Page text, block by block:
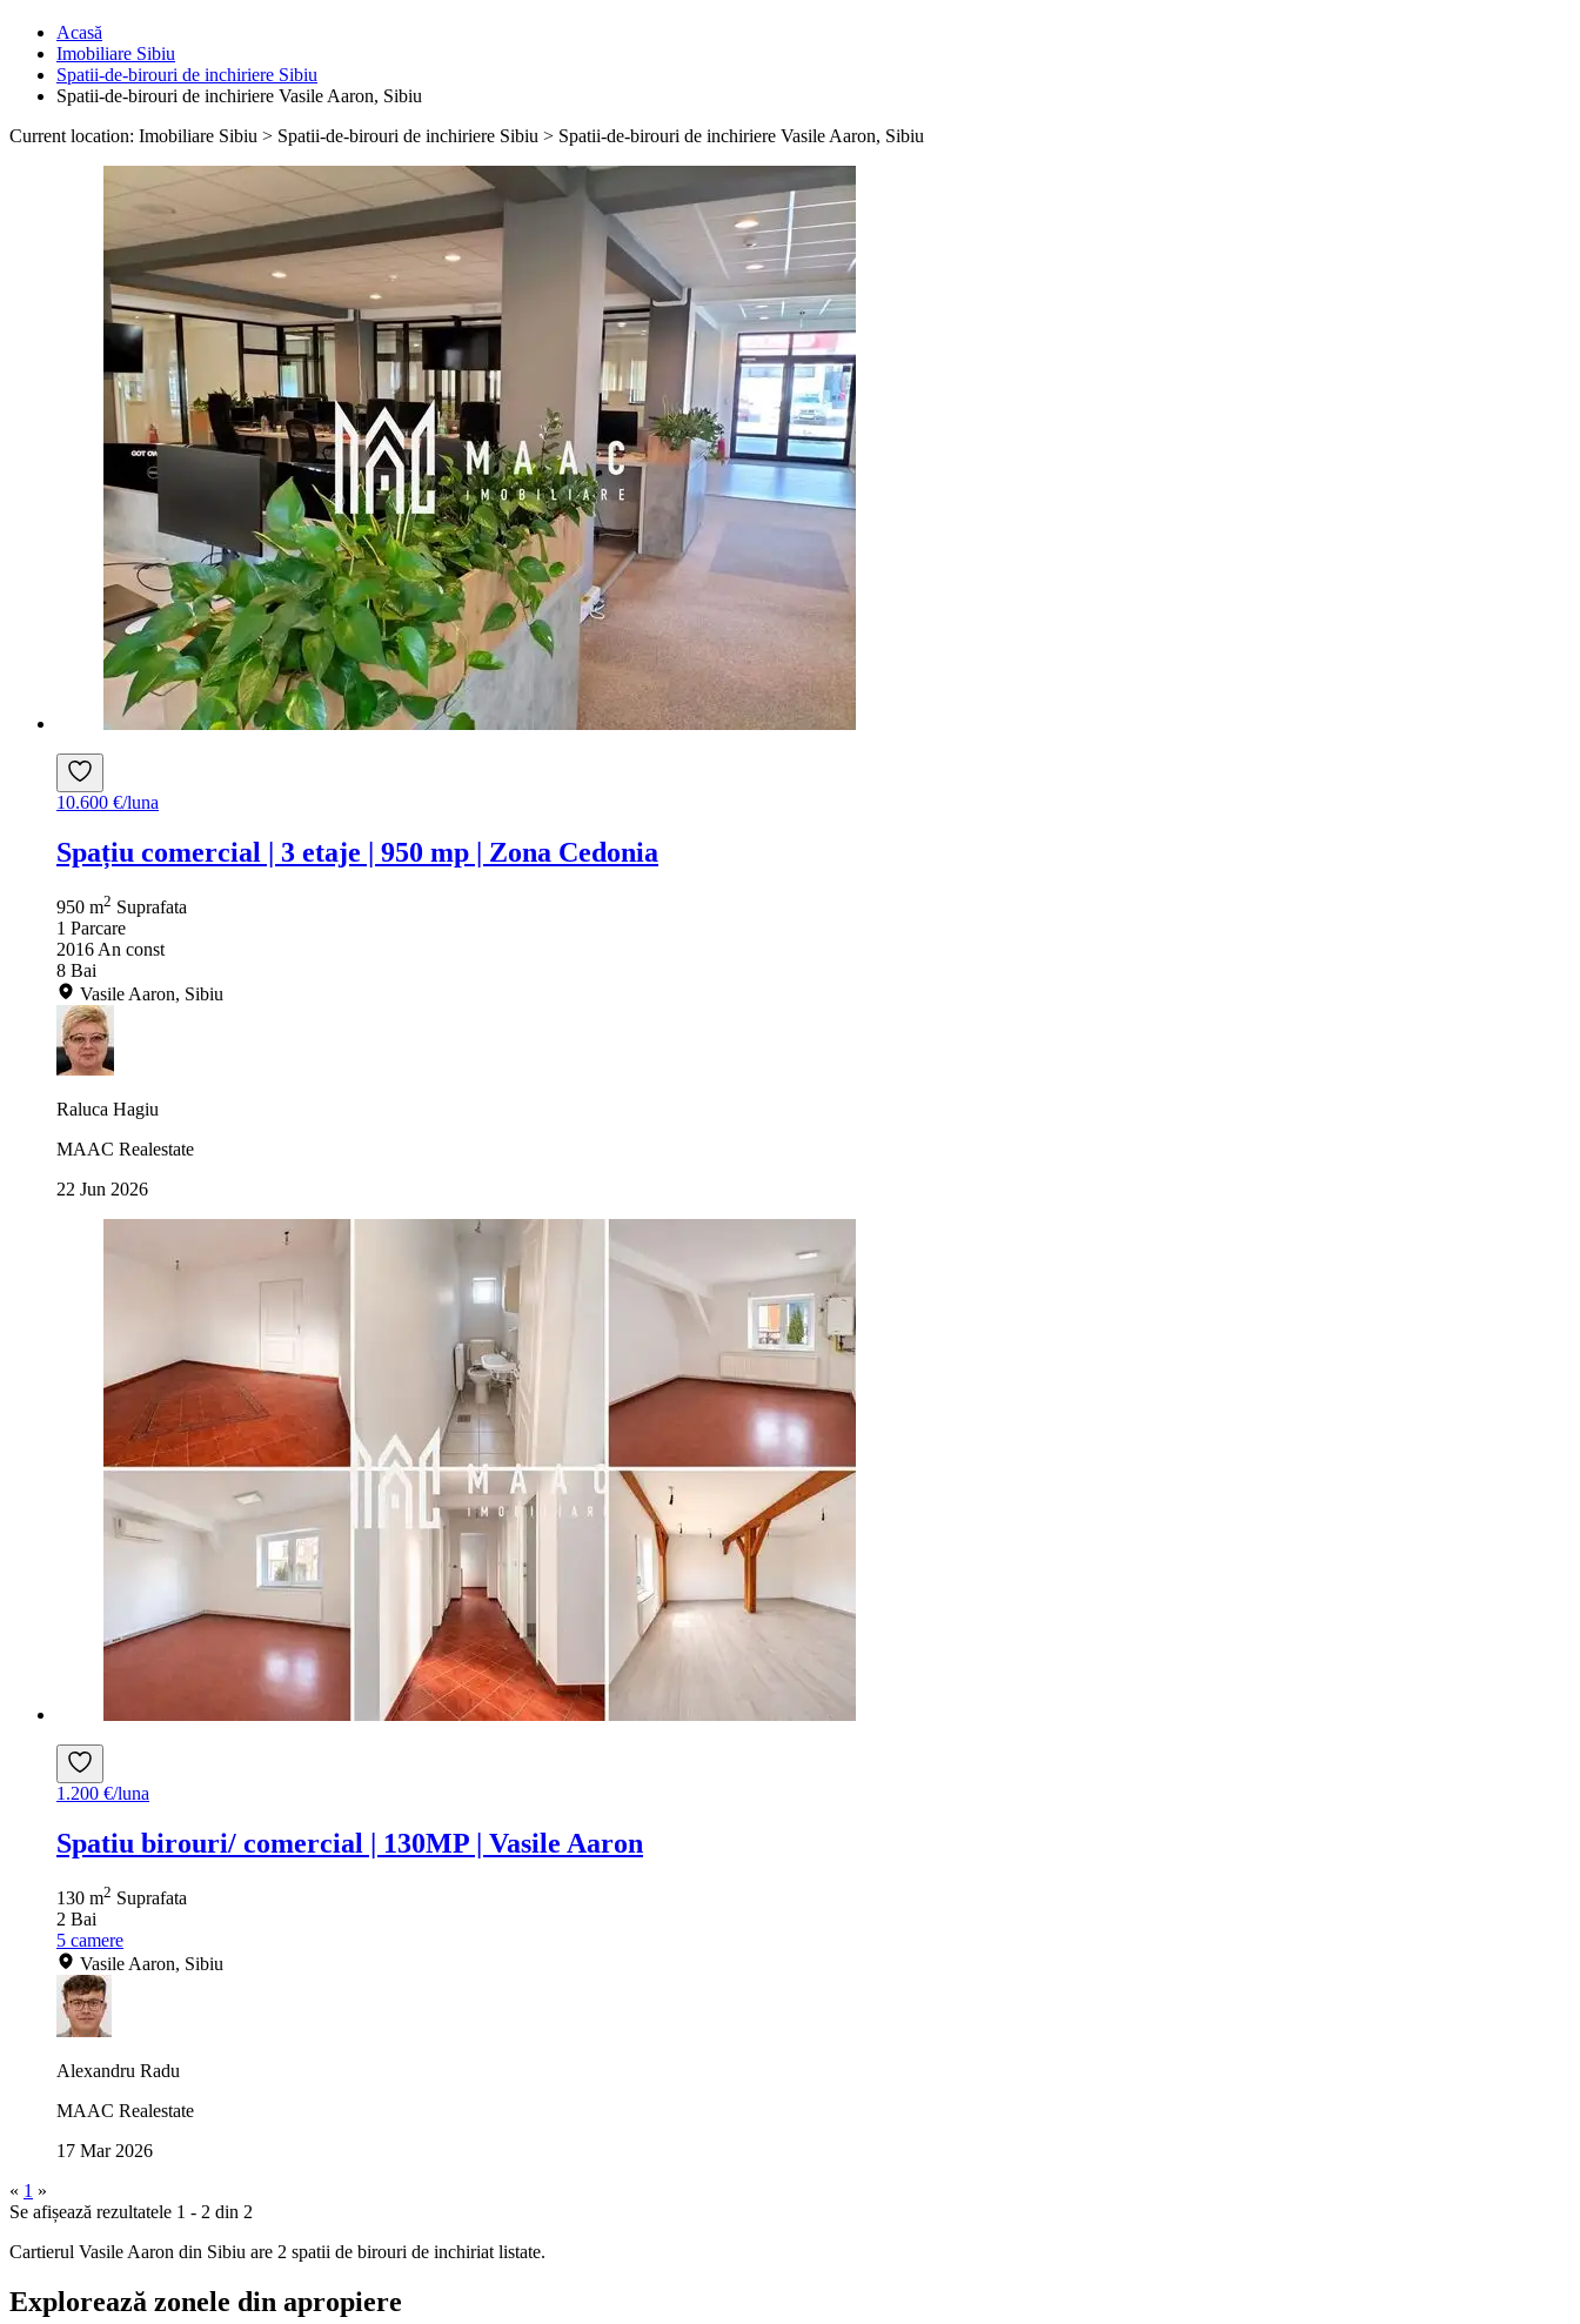
Acasă
Imobiliare Sibiu
Spatii-de-birouri de inchiriere Sibiu
Spatii-de-birouri de inchiriere Vasile Aaron, Sibiu
Current location: Imobiliare Sibiu > Spatii-de-birouri de inchiriere Sibiu > Spatii-de-birouri de inchiriere Vasile Aaron, Sibiu
10.600 €/luna
Spațiu comercial | 3 etaje | 950 mp | Zona Cedonia
950 m2 Suprafata
1 Parcare
2016 An const
8 Bai
Vasile Aaron, Sibiu
Raluca Hagiu
MAAC Realestate
22 Jun 2026
1.200 €/luna
Spatiu birouri/ comercial | 130MP | Vasile Aaron
130 m2 Suprafata
2 Bai
5 camere
Vasile Aaron, Sibiu
Alexandru Radu
MAAC Realestate
17 Mar 2026
« 1 »
Se afișează rezultatele 1 - 2 din 2
Cartierul Vasile Aaron din Sibiu are 2 spatii de birouri de inchiriat listate.
Explorează zonele din apropiere